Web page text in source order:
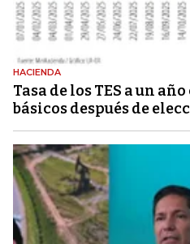
HACIENDA
Tasa de los TES a un
básicos después de